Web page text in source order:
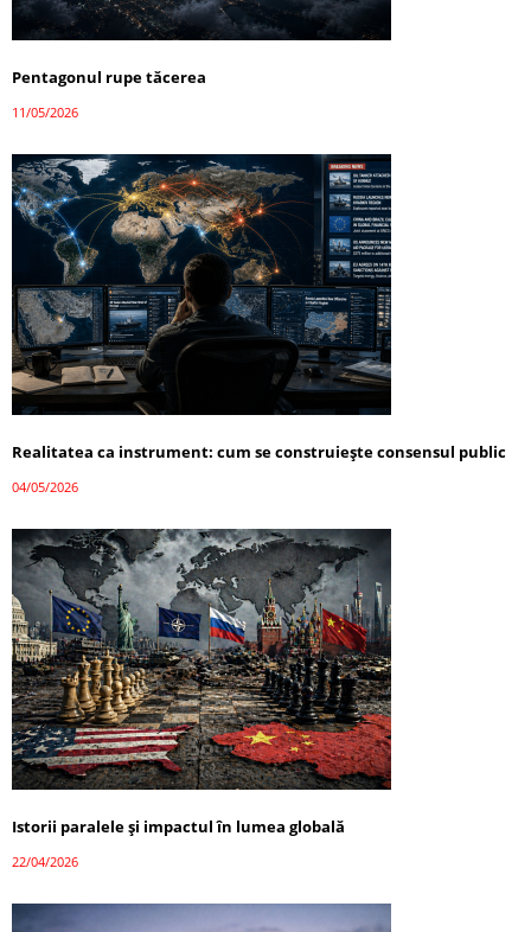
Pentagonul rupe tăcerea
11/05/2026
Realitatea ca instrument: cum se construiește consensul public
04/05/2026
Istorii paralele și impactul în lumea globală
22/04/2026